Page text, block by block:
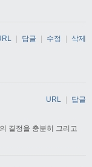
답글 수정 삭제
결정을 충분히 그리고
URL 답글